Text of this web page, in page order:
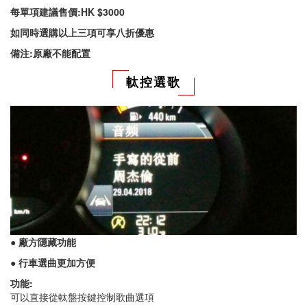
每單項建議售價:HK $3000
如同時選購以上三項可享八折優惠
備注:原廠不能配置
軚控選歌
● 廠方隱藏功能
● 行車選曲更加方便
功能:
可以直接從軚盤按鍵控制歌曲選項